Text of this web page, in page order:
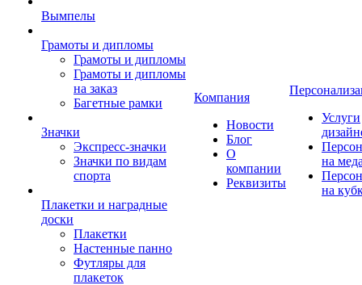
Вымпелы
Грамоты и дипломы
Грамоты и дипломы
Грамоты и дипломы
на заказ
Багетные рамки
Значки
Экспресс-значки
Значки по видам
спорта
Плакетки и наградные
доски
Плакетки
Настенные панно
Футляры для
плакеток
Компания
Новости
Блог
О
компании
Реквизиты
Услуги
на
на